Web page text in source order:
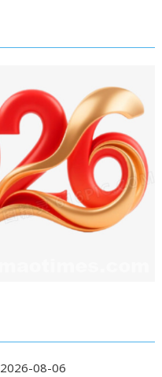
2026-08-06